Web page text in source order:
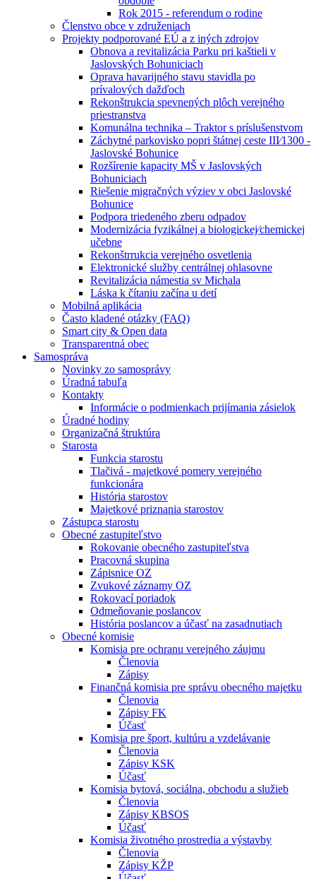
Rok 2015 - referendum o rodine
Členstvo obce v združeniach
Projekty podporované EÚ a z iných zdrojov
Obnova a revitalizácia Parku pri kaštieli v
Jaslovských Bohuniciach
Oprava havarijného stavu stavidla po
prívalových dažďoch
Rekonštrukcia spevnených plôch verejného
priestranstva
Komunálna technika – Traktor s príslušenstvom
Záchytné parkovisko popri štátnej ceste III⁄1300 -
Jaslovské Bohunice
Rozšírenie kapacity MŠ v Jaslovských
Bohuniciach
Riešenie migračných výziev v obci Jaslovské
Bohunice
Podpora triedeného zberu odpadov
Modernizácia fyzikálnej a biologickej⁄chemickej
učebne
Rekonštrrukcia verejného osvetlenia
Elektronické služby centrálnej ohlasovne
Revitalizácia námestia sv Michala
Láska k čítaniu začína u detí
Mobilná aplikácia
Často kladené otázky (FAQ)
Smart city & Open data
Transparentná obec
Samospráva
Novinky zo samosprávy
Úradná tabuľa
Kontakty
Informácie o podmienkach prijímania zásielok
Úradné hodiny
Organizačná štruktúra
Starosta
Funkcia starostu
Tlačivá - majetkové pomery verejného
funkcionára
História starostov
Majetkové priznania starostov
Zástupca starostu
Obecné zastupiteľstvo
Rokovanie obecného zastupiteľstva
Pracovná skupina
Zápisnice OZ
Zvukové záznamy OZ
Rokovací poriadok
Odmeňovanie poslancov
História poslancov a účasť na zasadnutiach
Obecné komisie
Komisia pre ochranu verejného záujmu
Členovia
Zápisy
Finančná komisia pre správu obecného majetku
Členovia
Zápisy FK
Účasť
Komisia pre šport, kultúru a vzdelávanie
Členovia
Zápisy KSK
Účasť
Komisia bytová, sociálna, obchodu a služieb
Členovia
Zápisy KBSOS
Účasť
Komisia životného prostredia a výstavby
Členovia
Zápisy KŽP